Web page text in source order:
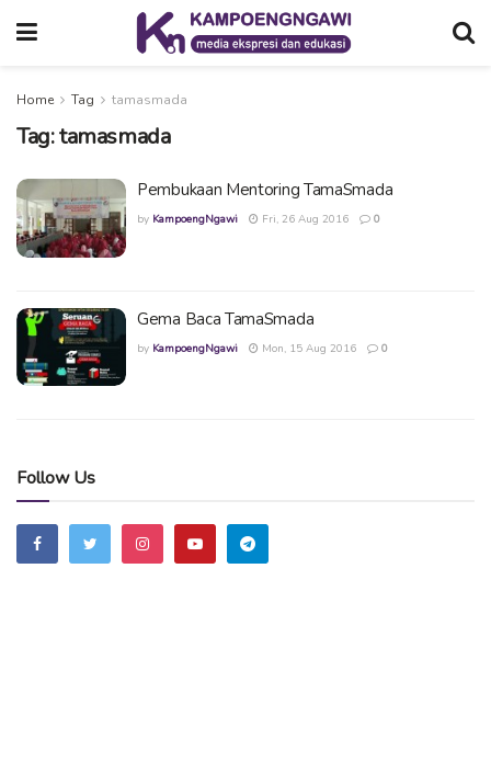
Home Tag tamasmada
Tag:tamasmada
Pembukaan Mentoring TamaSmada
by KampoengNgawi Fri, 26 Aug 2016 0
Gema Baca TamaSmada
by KampoengNgawi Mon, 15 Aug 2016 0
Follow Us